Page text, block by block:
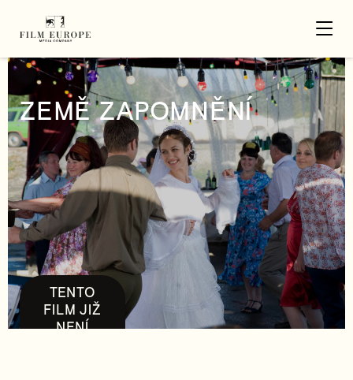
ZEMĚ ZAPOMNĚNÍ
TENTO
FILM JIŽ
NENÍ